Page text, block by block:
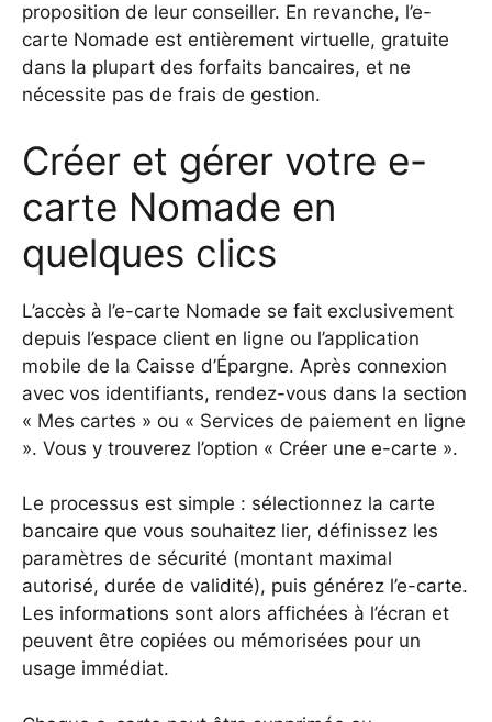
proposition de leur conseiller. En revanche, l’e-
carte Nomade est entièrement virtuelle, gratuite
dans la plupart des forfaits bancaires, et ne
nécessite pas de frais de gestion.
Créer et gérer votre e-
carte Nomade en
quelques clics
L’accès à l’e-carte Nomade se fait exclusivement
depuis l’espace client en ligne ou l’application
mobile de la Caisse d’Épargne. Après connexion
avec vos identifiants, rendez-vous dans la section
« Mes cartes » ou « Services de paiement en ligne
». Vous y trouverez l’option « Créer une e-carte ».
Le processus est simple : sélectionnez la carte
bancaire que vous souhaitez lier, définissez les
paramètres de sécurité (montant maximal
autorisé, durée de validité), puis générez l’e-carte.
Les informations sont alors affichées à l’écran et
peuvent être copiées ou mémorisées pour un
usage immédiat.